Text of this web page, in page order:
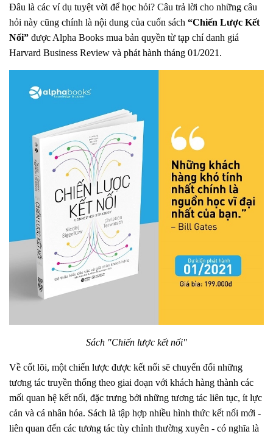
Đâu là các ví dụ tuyệt vời để học hỏi? Câu trả lời cho những câu
hỏi này cũng chính là nội dung của cuốn sách “Chiến Lược Kết
Nối” được Alpha Books mua bản quyền từ tạp chí danh giá
Harvard Business Review và phát hành tháng 01/2021.
Sách "Chiến lược kết nối"
Về cốt lõi, một chiến lược được kết nối sẽ chuyển đổi những
tương tác truyền thống theo giai đoạn với khách hàng thành các
mối quan hệ kết nối, đặc trưng bởi những tương tác liên tục, ít lực
cản và cá nhân hóa. Sách là tập hợp nhiều hình thức kết nối mới -
liên quan đến các tương tác tùy chỉnh thường xuyên - có nghĩa là